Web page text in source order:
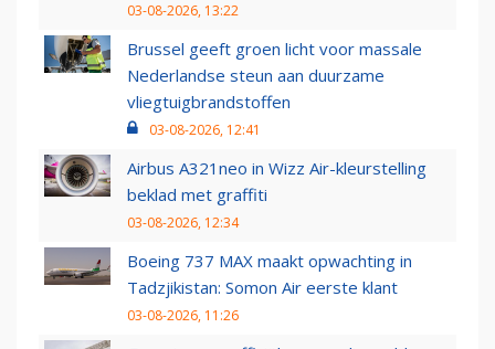
03-08-2026, 13:22
Brussel geeft groen licht voor massale
Nederlandse steun aan duurzame
vliegtuigbrandstoffen
03-08-2026, 12:41
Airbus A321neo in Wizz Air-kleurstelling
beklad met graffiti
03-08-2026, 12:34
Boeing 737 MAX maakt opwachting in
Tadzjikistan: Somon Air eerste klant
03-08-2026, 11:26